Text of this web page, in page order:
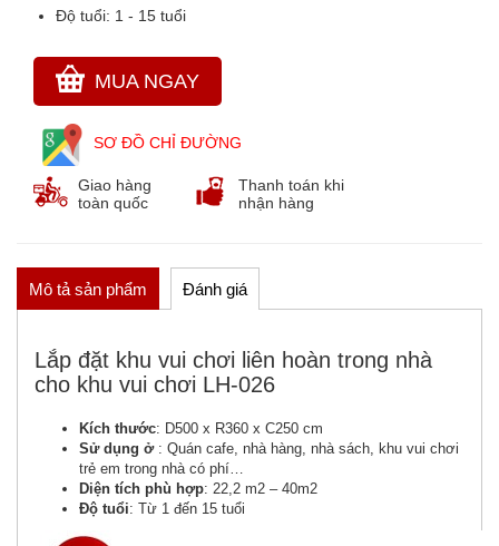
GÓC THƠ VÀ TRUYỆN KỂ
Độ tuổi: 1 - 15 tuổi
MUA NGAY
SƠ ĐỒ CHỈ ĐƯỜNG
Giao hàng
toàn quốc
Thanh toán khi
nhận hàng
Mô tả sản phẩm Đánh giá
Lắp đặt khu vui chơi liên hoàn trong nhà
cho khu vui chơi LH-026
Kích thước: D500 x R360 x C250 cm
Sử dụng ở: Quán cafe, nhà hàng, nhà sách, khu vui chơi
trẻ em trong nhà có phí…
Diện tích phù hợp: 22,2 m2 – 40m2
Độ tuổi: Từ 1 đến 15 tuổi